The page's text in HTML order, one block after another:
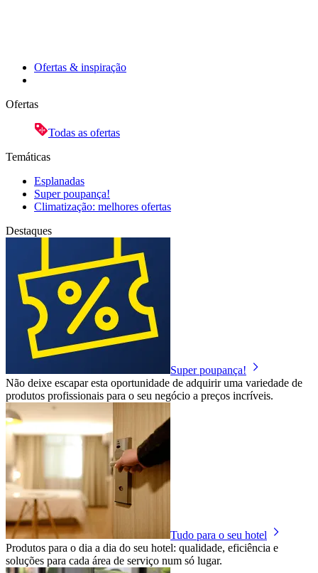
Ofertas & inspiração
Ofertas
Todas as ofertas
Temáticas
Esplanadas
Super poupança!
Climatização: melhores ofertas
Destaques
Super poupança!
Não deixe escapar esta oportunidade de adquirir uma variedade de
produtos profissionais para o seu negócio a preços incríveis.
Tudo para o seu hotel
Produtos para o dia a dia do seu hotel: qualidade, eficiência e
soluções para cada área de serviço num só lugar.